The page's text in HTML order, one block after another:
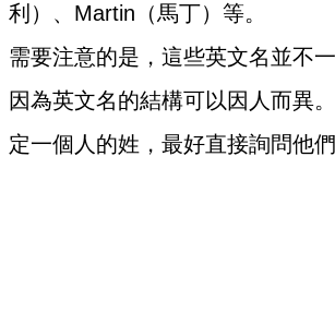
利）、Martin（馬丁）等。
需要注意的是，這些英文名並不
因為英文名的結構可以因人而異
定一個人的姓，最好直接詢問他們